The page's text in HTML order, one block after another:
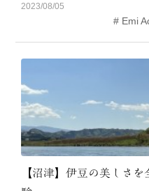
2023/08/05
Emi
【沼津】伊豆の美しさ